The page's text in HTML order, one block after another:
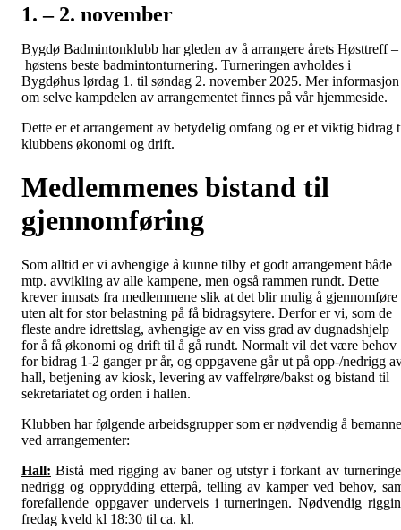
1. – 2. november
Bygdø Badmintonklubb har gleden av å arrangere årets Høsttreff –
høstens beste badmintonturnering. Turneringen avholdes i
Bygdøhus lørdag 1. til søndag 2. november 2025. Mer informasjon
om selve kampdelen av arrangementet finnes på vår hjemmeside.
Dette er et arrangement av betydelig omfang og er et viktig bidrag
klubbens økonomi og drift.
Medlemmenes bistand til
gjennomføring
Som alltid er vi avhengige å kunne tilby et godt arrangement både
mtp. avvikling av alle kampene, men også rammen rundt. Dette
krever innsats fra medlemmene slik at det blir mulig å gjennomføre
uten alt for stor belastning på få bidragsytere. Derfor er vi, som de
fleste andre idrettslag, avhengige av en viss grad av dugnadshjelp
for å få økonomi og drift til å gå rundt. Normalt vil det være behov
for bidrag 1-2 ganger pr år, og oppgavene går ut på opp-/nedrigg
hall, betjening av kiosk, levering av vaffelrøre/bakst og bistand til
sekretariatet og orden i hallen.
Klubben har følgende arbeidsgrupper som er nødvendig å
ved arrangementer:
Hall: Bistå med rigging av baner og utstyr i forkant av
nedrigg og opprydding etterpå, telling av kamper ved behov,
forefallende oppgaver underveis i turneringen. Nødvendig
fredag kveld kl 18:30 til ca. kl.